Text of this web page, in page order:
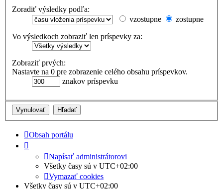
Zoradiť výsledky podľa:
vzostupne
zostupne
Vo výsledkoch zobraziť len príspevky za:
Zobraziť prvých:
Nastavte na 0 pre zobrazenie celého obsahu príspevkov.
znakov príspevku
Obsah portálu
Napísať administrátorovi
Všetky časy sú v UTC+02:00
Vymazať cookies
Všetky časy sú v UTC+02:00